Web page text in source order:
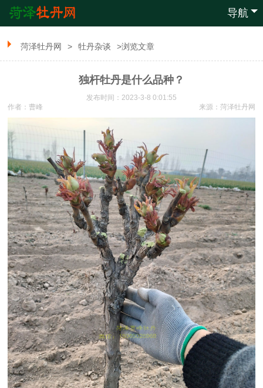
导航
菏泽牡丹网 > 牡丹杂谈 >浏览文章
独杆牡丹是什么品种？
发布时间：2023-3-8 0:01:55
来源： 菏泽牡丹网
作者：曹峰